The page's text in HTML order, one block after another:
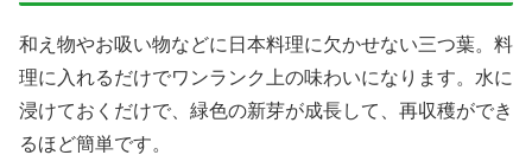
和え物やお吸い物などに日本料理に欠かせない三つ葉。料
理に入れるだけでワンランク上の味わいになります。水に
浸けておくだけで、緑色の新芽が成長して、再収穫ができ
るほど簡単です。